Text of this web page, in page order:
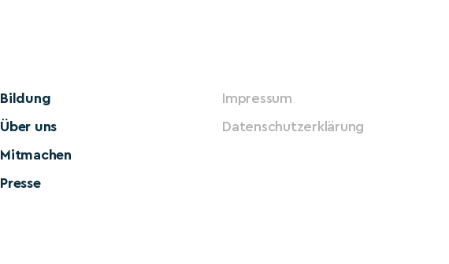
Bildung
Über uns
Mitmachen
Presse
Impressum
Datenschutzerklärung